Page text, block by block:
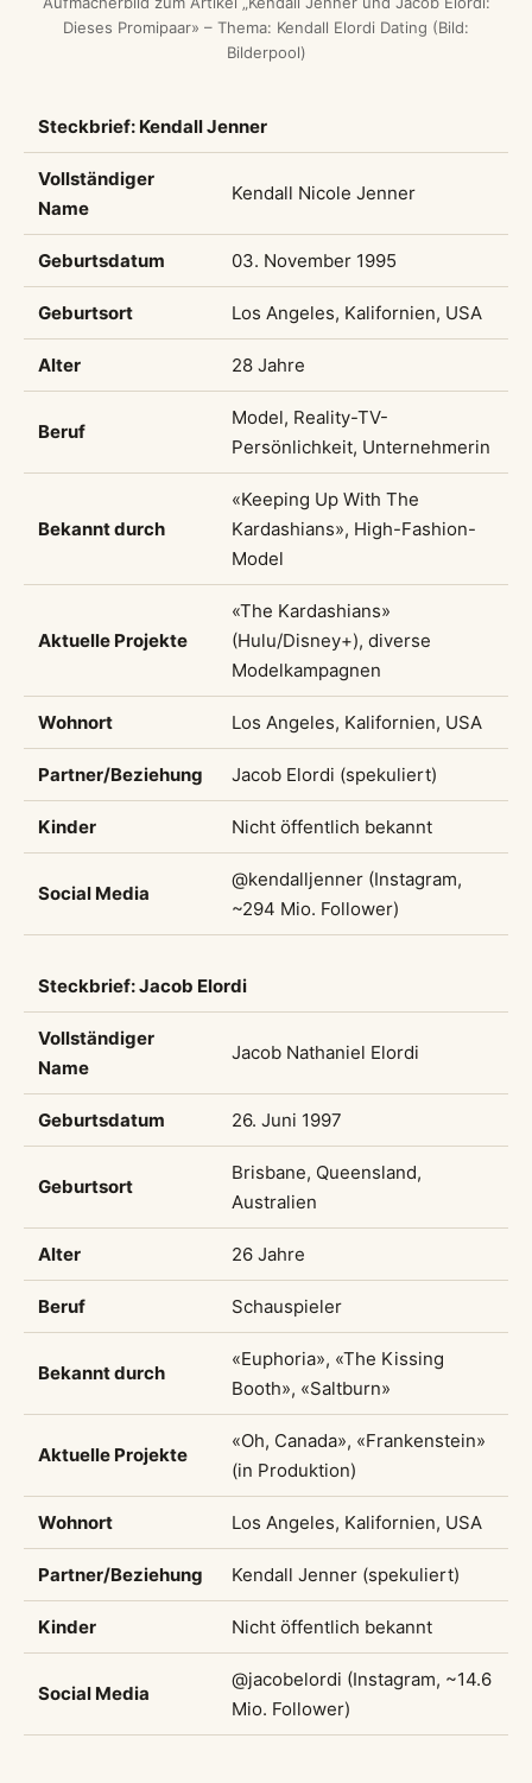
Dieses Promipaar» – Thema: Kendall Elordi Dating (Bild:
Bilderpool)
Steckbrief: Kendall Jenner
Vollständiger
Name
Kendall Nicole Jenner
Geburtsdatum 03. November 1995
Geburtsort Los Angeles, Kalifornien, USA
Alter 28 Jahre
Beruf
Model, Reality-TV-
Persönlichkeit, Unternehmerin
Bekannt durch
«Keeping Up With The
Kardashians», High-Fashion-
Model
Aktuelle Projekte
«The Kardashians»
(Hulu/Disney+), diverse
Modelkampagnen
Wohnort Los Angeles, Kalifornien, USA
Partner/Beziehung Jacob Elordi (spekuliert)
Kinder Nicht öffentlich bekannt
Social Media
@kendalljenner (Instagram,
~294 Mio. Follower)
Steckbrief: Jacob Elordi
Vollständiger
Name
Jacob Nathaniel Elordi
Geburtsdatum 26. Juni 1997
Geburtsort
Brisbane, Queensland,
Australien
Alter 26 Jahre
Beruf Schauspieler
Bekannt durch
«Euphoria», «The Kissing
Booth», «Saltburn»
Aktuelle Projekte
«Oh, Canada», «Frankenstein»
(in Produktion)
Wohnort Los Angeles, Kalifornien, USA
Partner/Beziehung Kendall Jenner (spekuliert)
Kinder Nicht öffentlich bekannt
Social Media
@jacobelordi (Instagram, ~14.6
Mio. Follower)